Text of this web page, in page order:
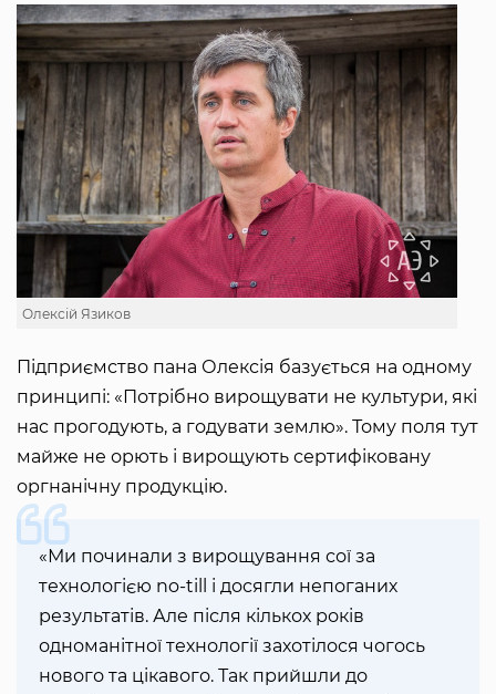
Олексій Язиков
Підприємство пана Олексія базується на одному
принципі: «Потрібно вирощувати не культури, які
нас прогодують, а годувати землю». Тому поля тут
майже не орють і вирощують сертифіковану
оргнанічну продукцію.
«Ми починали з вирощування сої за
технологією no-till і досягли непоганих
результатів. Але після кількох років
одноманітної технології захотілося чогось
нового та цікавого. Так прийшли до